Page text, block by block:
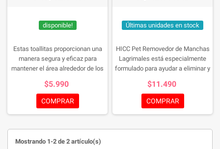
disponible!
Estas toallitas proporcionan una
manera segura y eficaz para
mantener el área alrededor de los
estas toallitas vienen
prehumedecidas con un recipiente
sellado con un dispensador-snap
frescura.
$5.990
COMPRAR
Últimas unidades en stock
HICC Pet Removedor de Manchas
Lagrimales está especialmente
formulado para ayudar a eliminar y
por el lagrimeo excesivo en perros
y gatos. Su fórmula suave
contribuye a limpiar
de los ojos, removiendo residuos,
$11.490
COMPRAR
Mostrando 1-2 de 2 artículo(s)